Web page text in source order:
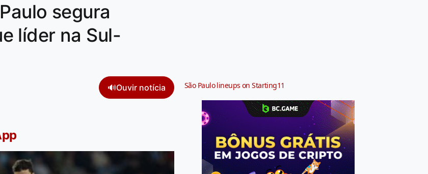
segura
líder na Sul-
🔊Ouvir notícia São Paulo lineups on Starting11